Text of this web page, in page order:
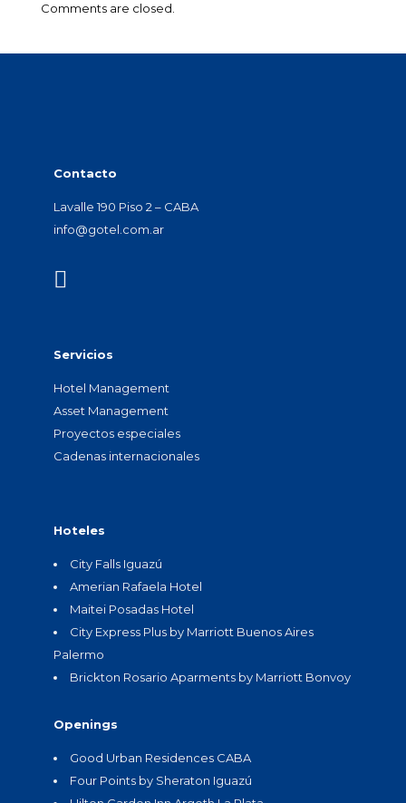
Comments are closed.
Contacto
Lavalle 190 Piso 2 – CABA
info@gotel.com.ar
Servicios
Hotel Management
Asset Management
Proyectos especiales
Cadenas internacionales
Hoteles
City Falls Iguazú
Amerian Rafaela Hotel
Maitei Posadas Hotel
City Express Plus by Marriott Buenos Aires
Palermo
Brickton Rosario Aparments by Marriott Bonvoy
Openings
Good Urban Residences CABA
Four Points by Sheraton Iguazú